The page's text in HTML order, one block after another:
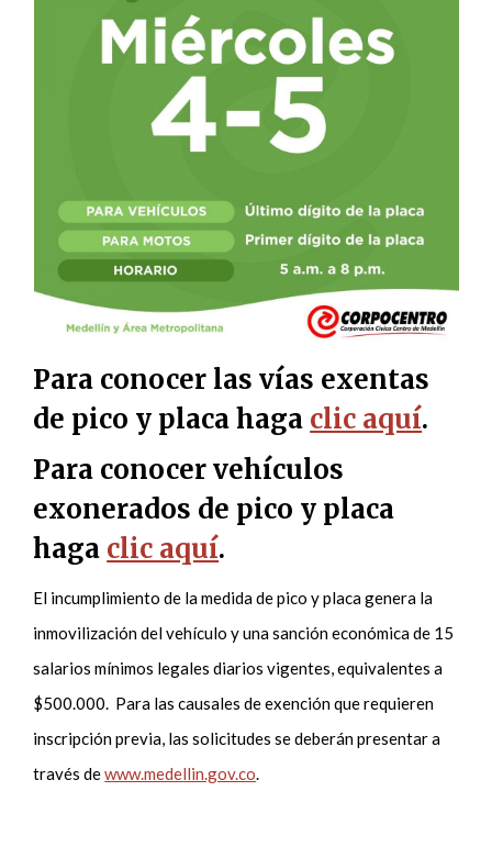
Para conocer las vías exentas
de pico y placa haga clic aquí.
Para conocer vehículos
exonerados de pico y placa
haga clic aquí.
El incumplimiento de la medida de pico y placa genera la
inmovilización del vehículo y una sanción económica de 15
salarios mínimos legales diarios vigentes, equivalentes a
$500.000. Para las causales de exención que requieren
inscripción previa, las solicitudes se deberán presentar a
través dewww.medellin.gov.co.